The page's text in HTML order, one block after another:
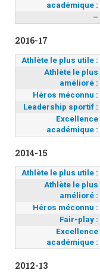
académique :
–
2016-17
Athlète le plus utile :
Athlète le plus
amélioré :
Héros méconnu :
Leadership sportif :
Excellence
académique :
2014-15
Athlète le plus utile :
Athlète le plus
amélioré :
Héros méconnu :
Fair-play :
Excellence
académique :
2012-13